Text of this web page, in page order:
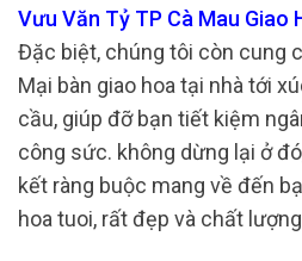
Vưu Văn Tỷ TP Cà Mau Giao
Đặc biệt, chúng tôi còn cung
Mại bàn giao hoa tại nhà tới
cầu, giúp đỡ bạn tiết kiệm
công sức. không dừng lại ở
kết ràng buộc mang về đến
hoa tuoi, rất đẹp và chất